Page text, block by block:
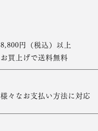
8,800円（税込）以上
お買上げで送料無料
様々なお支払い方法に対応